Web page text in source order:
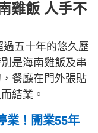
雞飯 人手不
五十年的悠久歷
是海南雞飯及串
餐廳在門外張貼
結業。
業！開業55年